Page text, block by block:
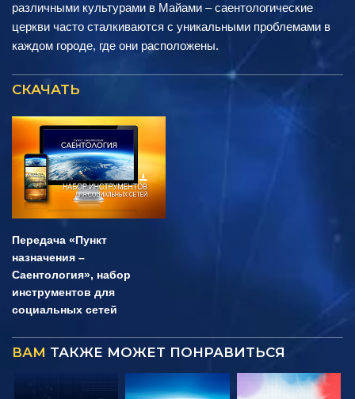
различными культурами в Майами – саентологические
церкви часто сталкиваются с уникальными проблемами в
каждом городе, где они расположены.
СКАЧАТЬ
Передача «Пункт
назначения –
Саентология», набор
инструментов для
социальных сетей
ВАМ ТАКЖЕ МОЖЕТ ПОНРАВИТЬСЯ